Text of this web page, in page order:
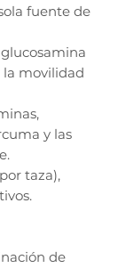
fuente de
la movilidad
y las
taza),
de